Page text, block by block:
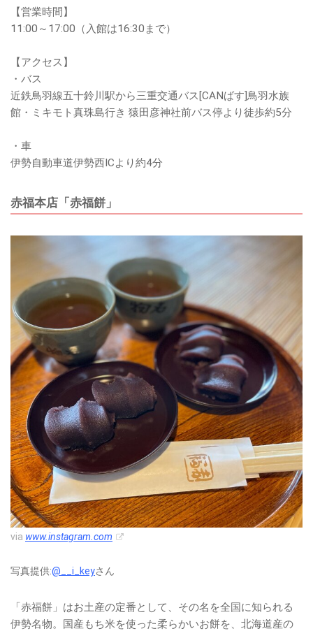
【営業時間】
11:00～17:00（入館は16:30まで）
【アクセス】
・バス
近鉄鳥羽線五十鈴川駅から三重交通バス[CANばす]鳥羽水族
館・ミキモト真珠島行き 猿田彦神社前バス停より徒歩約5分
・車
伊勢自動車道伊勢西ICより約4分
赤福本店「赤福餅」
via www.instagram.com
写真提供:@__i_keyさん
「赤福餅」はお土産の定番として、その名を全国に知られる
伊勢名物。国産もち米を使った柔らかいお餅を、北海道産の